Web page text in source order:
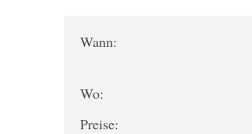
Wann:
Wo:
Preise: